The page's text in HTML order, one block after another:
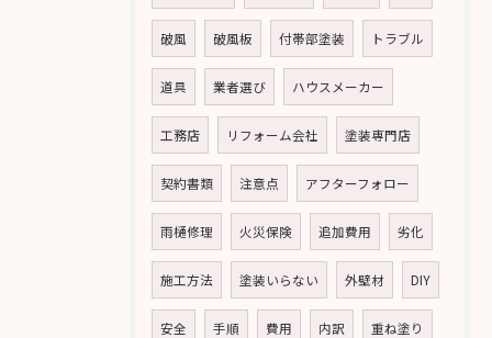
破風 破風板 付帯部塗装 トラブル
道具 業者選び ハウスメーカー
工務店 リフォーム会社 塗装専門店
契約書類 注意点 アフターフォロー
雨樋修理 火災保険 追加費用 劣化
施工方法 塗装いらない 外壁材 DIY
安全 手順 費用 内訳 重ね塗り